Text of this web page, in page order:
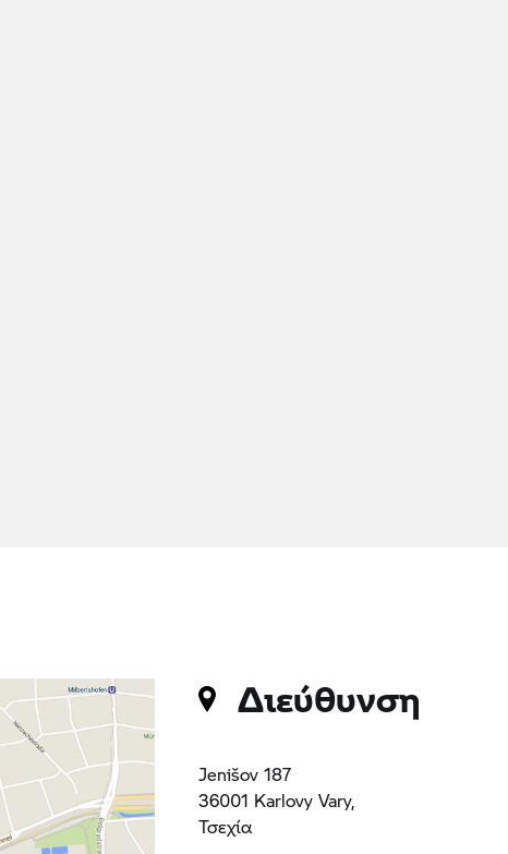
Διεύθυνση
Jenišov 187
36001 Karlovy Vary,
Τσεχία